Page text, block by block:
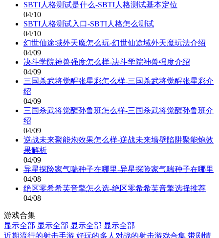
SBTI人格测试是什么-SBTI人格测试基本定位
04/10
SBTI人格测试入口-SBTI人格怎么测试
04/10
幻世仙途域外天魔怎么玩-幻世仙途域外天魔玩法介绍
04/09
决斗学院神兽强度怎么样-决斗学院神兽强度介绍
04/09
三国杀武将觉醒张星彩怎么样-三国杀武将觉醒张星彩介
绍
04/09
三国杀武将觉醒孙鲁班怎么样-三国杀武将觉醒孙鲁班介
绍
04/09
逆战未来聚能炮效果怎么样-逆战未来墙壁陷阱聚能炮效
果解析
04/09
异星探险家气喘种子在哪里-异星探险家气喘种子在哪里
04/08
绝区零希希芙音擎怎么选-绝区零希希芙音擎选择推荐
04/08
游戏合集
显示全部 显示全部 显示全部 显示全部
近期流行的射击手游 好玩的多人对战的射击游戏合集 带剧情